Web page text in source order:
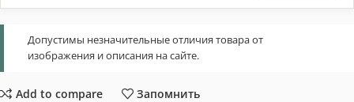
Допустимы незначительные отличия товара от
изображения и описания на сайте.
Add to compare Запомнить